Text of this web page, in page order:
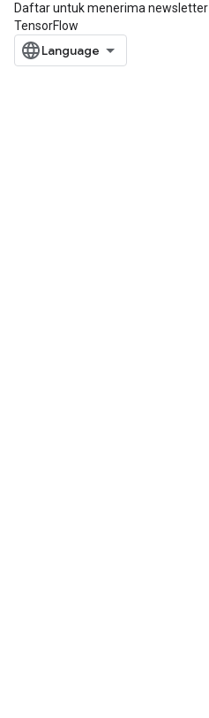
Daftar untuk menerima newsletter
TensorFlow